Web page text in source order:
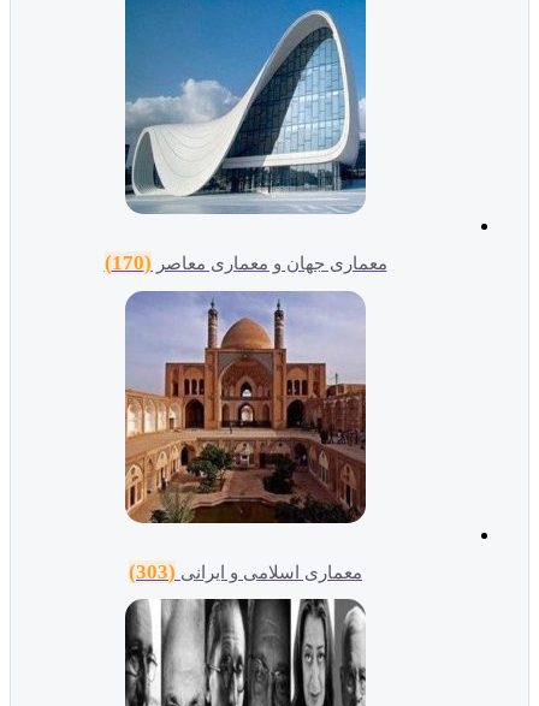
معماری جهان و معماری معاصر (170)
معماری اسلامی و ایرانی (303)